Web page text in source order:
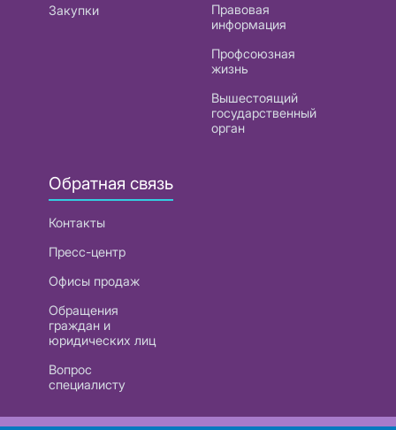
Закупки
Правовая
информация
Профсоюзная
жизнь
Вышестоящий
государственный
орган
Обратная связь
Контакты
Пресс-центр
Офисы продаж
Обращения
граждан и
юридических лиц
Вопрос
специалисту